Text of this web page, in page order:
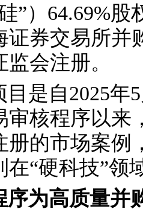
”）64.69%
证券交易所并
会注册。
目是自2025年
审核程序以来
册的市场案例
在“硬科技”领
序为高质量并